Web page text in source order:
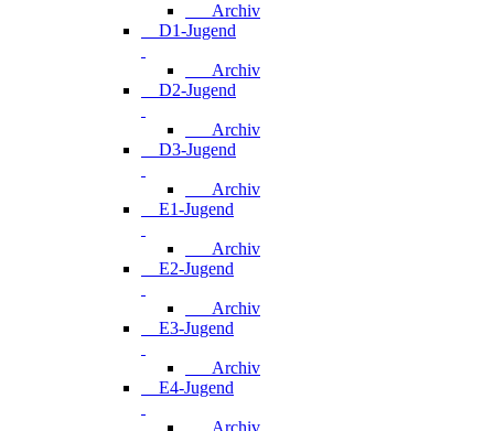
Archiv
D1-Jugend
Archiv
D2-Jugend
Archiv
D3-Jugend
Archiv
E1-Jugend
Archiv
E2-Jugend
Archiv
E3-Jugend
Archiv
E4-Jugend